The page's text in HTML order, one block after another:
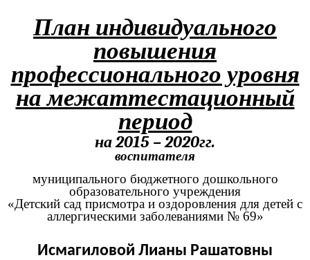
План индивидуального
повышения
профессионального уровня
на межаттестационный
период
на 2015 – 2020гг.
воспитателя
муниципального бюджетного дошкольного
образовательного учреждения
«Детский сад присмотра и оздоровления для детей с
аллергическими заболеваниями № 69»
Исмагиловой Лианы Рашатовны